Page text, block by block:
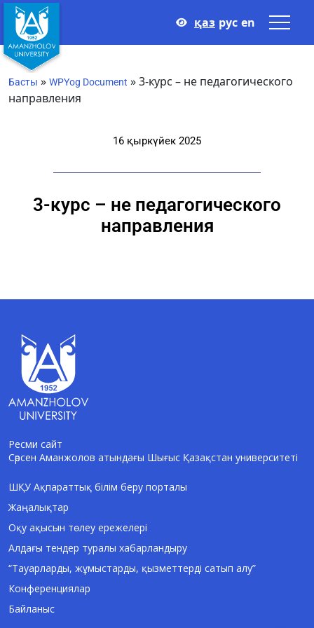
қаз рус en
Басты » WPYog Document »3-курс – не педагогического
направления
16 қыркүйек 2025
3-курс – не педагогического
направления
Ресми сайт
Сәрсен Аманжолов атындағы Шығыс Қазақстан университеті
ШҚУ Ақпараттық білім беру порталы
Жаңалықтар
Оқу ақысын төлеу ережелері
Алдағы тендер туралы хабарландыру
“Тауарларды, жұмыстарды, қызметтерді сатып алу”
Конференциялар
Байланыс
AI-Talapker
Сәлем! Мен AI-Talapker — Сәрсен
Аманжолов атындағы Шығыс Қазақстан
университеті (ШҚУ) көмекшісімін.
Бакалавриат, магистратура, докторантура